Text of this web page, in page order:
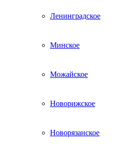
Ленинградское
Минское
Можайское
Новорижское
Новорязанское